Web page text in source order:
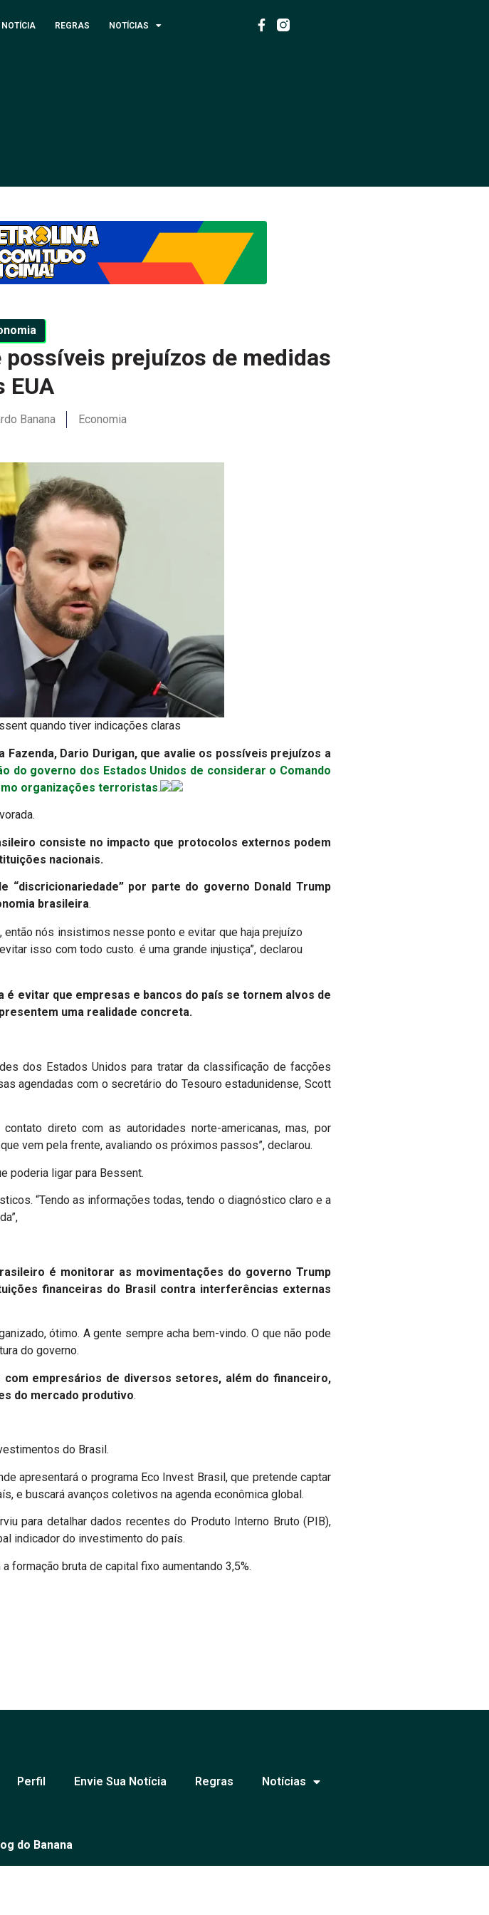
NOTÍCIA REGRAS NOTÍCIAS
possíveis prejuízos de medidas
EUA
Banana Economia
quando tiver indicações claras
Dario Durigan, que avalie os possíveis prejuízos a
do governo dos Estados Unidos de considerar o Comando
organizações terroristas.
consiste no impacto que protocolos externos podem
nacionais.
“discricionariedade” por parte do governo Donald Trump
brasileira.
nós insistimos nesse ponto e evitar que haja prejuízo
isso com todo custo. é uma grande injustiça”, declarou
evitar que empresas e bancos do país se tornem alvos de
uma realidade concreta.
dos Estados Unidos para tratar da classificação de facções
agendadas com o secretário do Tesouro estadunidense, Scott
direto com as autoridades norte-americanas, mas, por
vem pela frente, avaliando os próximos passos”, declarou.
poderia ligar para Bessent.
“Tendo as informações todas, tendo o diagnóstico claro e a
é monitorar as movimentações do governo Trump
financeiras do Brasil contra interferências externas
ótimo. A gente sempre acha bem-vindo. O que não pode
do governo.
com empresários de diversos setores, além do financeiro,
do mercado produtivo.
do Brasil.
apresentará o programa Eco Invest Brasil, que pretende captar
e buscará avanços coletivos na agenda econômica global.
para detalhar dados recentes do Produto Interno Bruto (PIB),
indicador do investimento do país.
a formação bruta de capital fixo aumentando 3,5%.
Perfil Envie Sua Notícia Regras Notícias
do Banana